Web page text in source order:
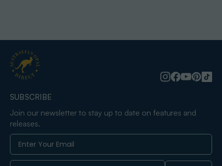
SUBSCRIBE
Join our newsletter to stay up to date on features and
releases.